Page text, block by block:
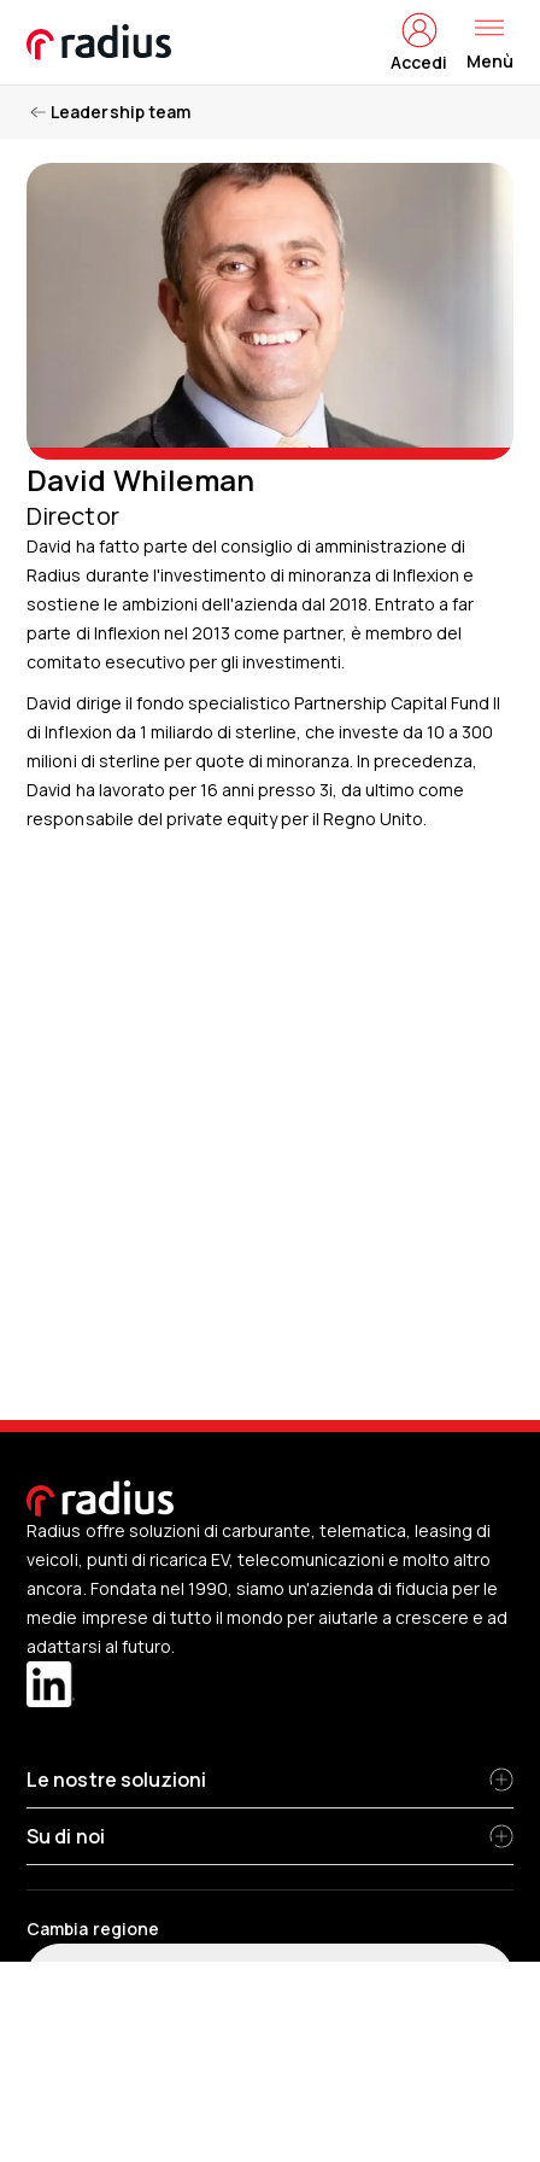
Accedi Menù
Leadership team
David Whileman
Director
David ha fatto parte del consiglio di amministrazione di
Radius durante l'investimento di minoranza di Inflexion e
sostiene le ambizioni dell'azienda dal 2018. Entrato a far
parte di Inflexion nel 2013 come partner, è membro del
comitato esecutivo per gli investimenti.
David dirige il fondo specialistico Partnership Capital Fund II
di Inflexion da 1 miliardo di sterline, che investe da 10 a 300
milioni di sterline per quote di minoranza. In precedenza,
David ha lavorato per 16 anni presso 3i, da ultimo come
responsabile del private equity per il Regno Unito.
Radius offre soluzioni di carburante, telematica, leasing di
veicoli, punti di ricarica EV, telecomunicazioni e molto altro
ancora. Fondata nel 1990, siamo un'azienda di fiducia per le
medie imprese di tutto il mondo per aiutarle a crescere e ad
adattarsi al futuro.
Le nostre soluzioni
Su di noi
Cambia regione